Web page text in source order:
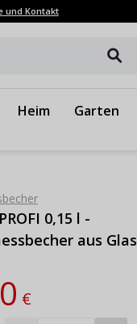
und Kontakt
Heim Garten
0,15 l -
aus Glas
€